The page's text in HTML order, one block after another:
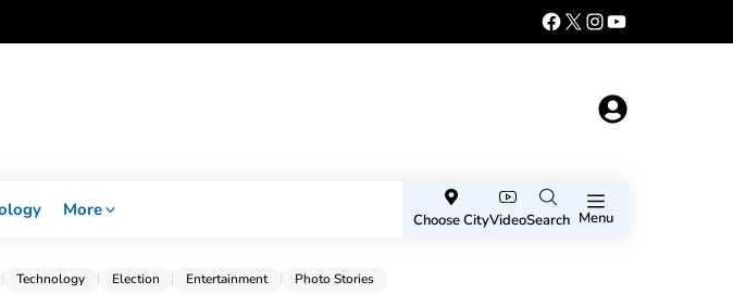
More
Choose CityVideoSearch Menu
Technology Election Entertainment Photo Stories